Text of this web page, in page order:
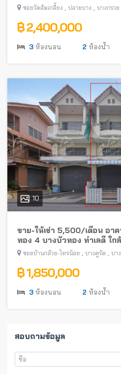
ซอยวัดส้มเกลี้ยง , ปลายบาง , บางกรวย
฿ 2,400,000
3 ห้องนอน 2 ห้องน้ำ
10
ขาย-ให้เช่า 5,500/เดือน อา
ทอง 4 บางบัวทอง ทำเลดี ใกล้
ซอยบ้านกล้วย-ไทรน้อย , บางคูรัด , บา
฿ 1,850,000
3 ห้องนอน 2 ห้องน้ำ
สอบถามข้อมูล